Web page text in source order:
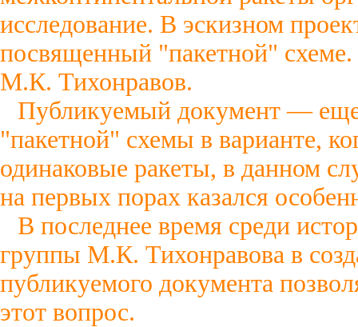
исследование. В эскизном
посвященный "пакетной"
М.К. Тихонравов.
Публикуемый документ — еще
"пакетной" схемы в варианте,
одинаковые ракеты, в данном
на первых порах казался
В последнее время среди
группы М.К. Тихонравова в
публикуемого документа
этот вопрос.